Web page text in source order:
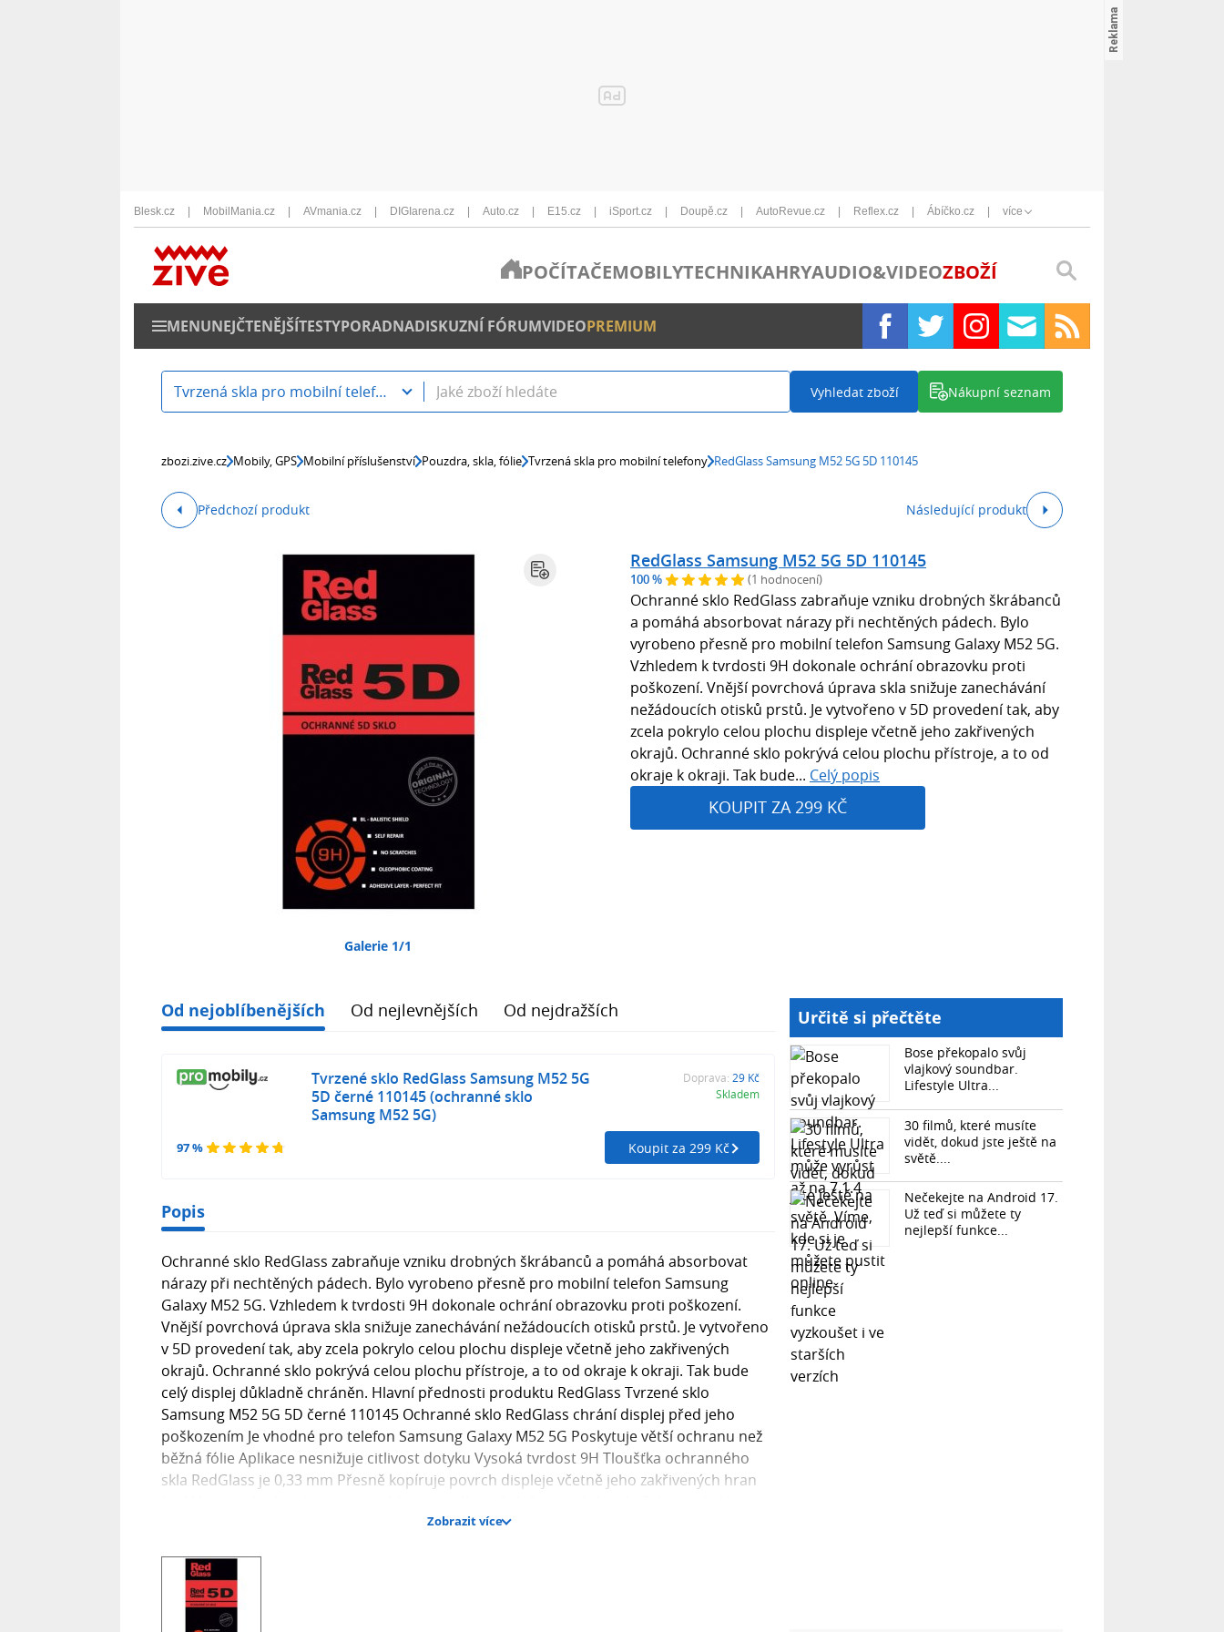
Blesk.cz MobilMania.cz AVmania.cz DIGIarena.cz Auto.cz E15.cz iSport.cz Doupě.cz AutoRevue.cz Reflex.cz Ábíčko.cz více
POČÍTAČEMOBILYTECHNIKAHRYAUDIO&VIDEOZBOŽÍ
MENUNEJČTENĚJŠÍTESTYPORADNADISKUZNÍ FÓRUMVIDEOPREMIUM
Tvrzená skla pro mobilní telefony Vyhledat zboží Nákupní seznam
zbozi.zive.cz Mobily, GPS Mobilní příslušenství Pouzdra, skla, fólie Tvrzená skla pro mobilní telefony RedGlass Samsung M52 5G 5D 110145
Předchozí produkt Následující produkt
Galerie 1/1
RedGlass Samsung M52 5G 5D 110145
100 % (1 hodnocení)
Ochranné sklo RedGlass zabraňuje vzniku drobných škrábanců
a pomáhá absorbovat nárazy při nechtěných pádech. Bylo
vyrobeno přesně pro mobilní telefon Samsung Galaxy M52 5G.
Vzhledem k tvrdosti 9H dokonale ochrání obrazovku proti
poškození. Vnější povrchová úprava skla snižuje zanechávání
nežádoucích otisků prstů. Je vytvořeno v 5D provedení tak, aby
zcela pokrylo celou plochu displeje včetně jeho zakřivených
okrajů. Ochranné sklo pokrývá celou plochu přístroje, a to od
okraje k okraji. Tak bude... Celý popis
KOUPIT ZA 299 KČ
Od nejoblíbenějších Od nejlevnějších Od nejdražších
97 %
Tvrzené sklo RedGlass Samsung M52 5G
5D černé 110145 (ochranné sklo
Samsung M52 5G)
Doprava: 29 Kč
Skladem
Koupit za 299 Kč
Popis
Ochranné sklo RedGlass zabraňuje vzniku drobných škrábanců a pomáhá absorbovat
nárazy při nechtěných pádech. Bylo vyrobeno přesně pro mobilní telefon Samsung
Galaxy M52 5G. Vzhledem k tvrdosti 9H dokonale ochrání obrazovku proti poškození.
Vnější povrchová úprava skla snižuje zanechávání nežádoucích otisků prstů. Je vytvořeno
v 5D provedení tak, aby zcela pokrylo celou plochu displeje včetně jeho zakřivených
okrajů. Ochranné sklo pokrývá celou plochu přístroje, a to od okraje k okraji. Tak bude
celý displej důkladně chráněn. Hlavní přednosti produktu RedGlass Tvrzené sklo
Samsung M52 5G 5D černé 110145 Ochranné sklo RedGlass chrání displej před jeho
poškozením Je vhodné pro telefon Samsung Galaxy M52 5G Poskytuje větší ochranu než
běžná fólie Aplikace nesnižuje citlivost dotyku Vysoká tvrdost 9H Tloušťka ochranného
skla RedGlass je 0,33 mm Přesně kopíruje povrch displeje včetně jeho zakřivených hran
Zobrazit více
Určitě si přečtěte
Bose překopalo svůj
vlajkový soundbar.
Lifestyle Ultra...
30 filmů, které musíte
vidět, dokud jste ještě na
světě....
Nečekejte na Android 17.
Už teď si můžete ty
nejlepší funkce...